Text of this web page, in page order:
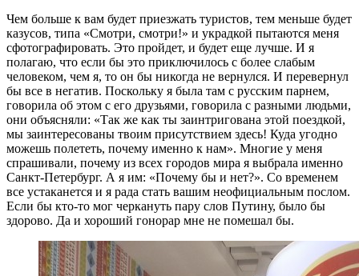
Чем больше к вам будет приезжать туристов, тем меньше будет
казусов, типа «Смотри, смотри!» и украдкой пытаются меня
сфотографировать. Это пройдет, и будет еще лучше. И я
полагаю, что если бы это приключилось с более слабым
человеком, чем я, то он бы никогда не вернулся. И перевернул
бы все в негатив. Поскольку я была там с русским парнем,
говорила об этом с его друзьями, говорила с разными людьми,
они объясняли: «Так же как ты заинтригована этой поездкой,
мы заинтересованы твоим присутствием здесь! Куда угодно
можешь полететь, почему именно к нам». Многие у меня
спрашивали, почему из всех городов мира я выбрала именно
Санкт-Петербург. А я им: «Почему бы и нет?». Со временем
все устаканется и я рада стать вашим неофициальным послом.
Если бы кто-то мог черкануть пару слов Путину, было бы
здорово. Да и хороший гонорар мне не помешал бы.